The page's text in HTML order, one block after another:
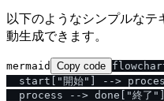
以下のようなシンプルなテ
動生成できます。
mermaid Copy code
start["開始"] -->